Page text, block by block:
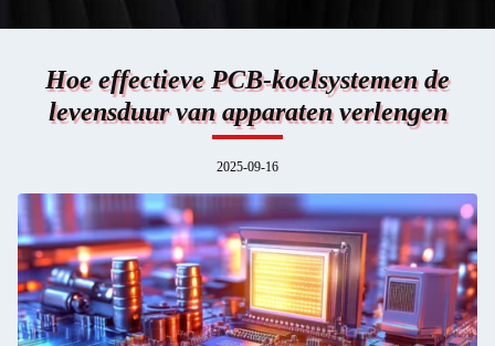
Hoe effectieve PCB-koelsystemen de
levensduur van apparaten verlengen
2025-09-16